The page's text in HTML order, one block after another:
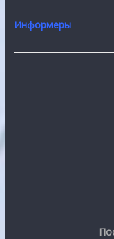
Информеры